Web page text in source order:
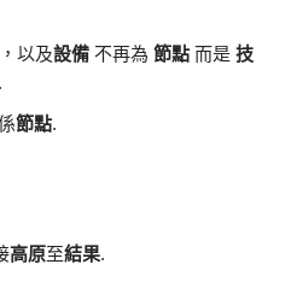
，以及設備 不再為 節點 而是 技
.
節點.
高原至結果.